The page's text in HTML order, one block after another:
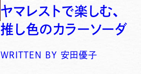
ヤマレストで楽しむ、
推し色のカラーソーダ
WRITTEN BY 安田優子